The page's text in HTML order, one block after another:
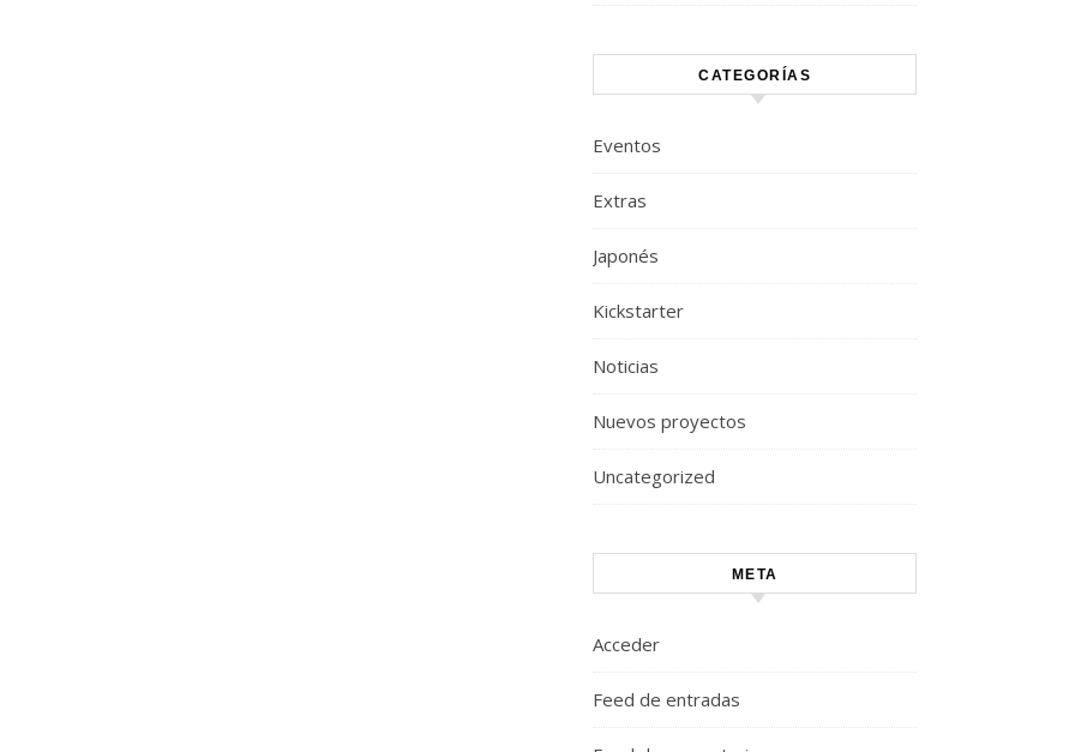
CATEGORÍAS
Eventos
Extras
Japonés
Kickstarter
Noticias
Nuevos proyectos
Uncategorized
META
Acceder
Feed de entradas